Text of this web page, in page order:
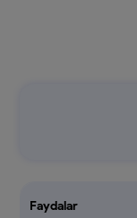
Faydalar